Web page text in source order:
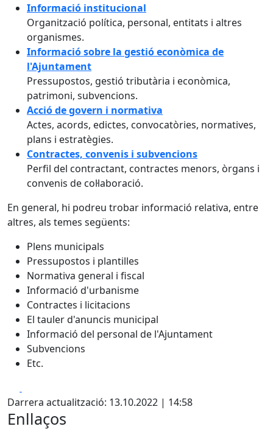
Informació institucional
Organització política, personal, entitats i altres
organismes.
Informació sobre la gestió econòmica de
l'Ajuntament
Pressupostos, gestió tributària i econòmica,
patrimoni, subvencions.
Acció de govern i normativa
Actes, acords, edictes, convocatòries, normatives,
plans i estratègies.
Contractes, convenis i subvencions
Perfil del contractant, contractes menors, òrgans i
convenis de col·laboració.
En general, hi podreu trobar informació relativa, entre
altres, als temes següents:
Plens municipals
Pressupostos i plantilles
Normativa general i fiscal
Informació d'urbanisme
Contractes i licitacions
El tauler d'anuncis municipal
Informació del personal de l'Ajuntament
Subvencions
Etc.
Darrera actualització: 13.10.2022 | 14:58
Enllaços